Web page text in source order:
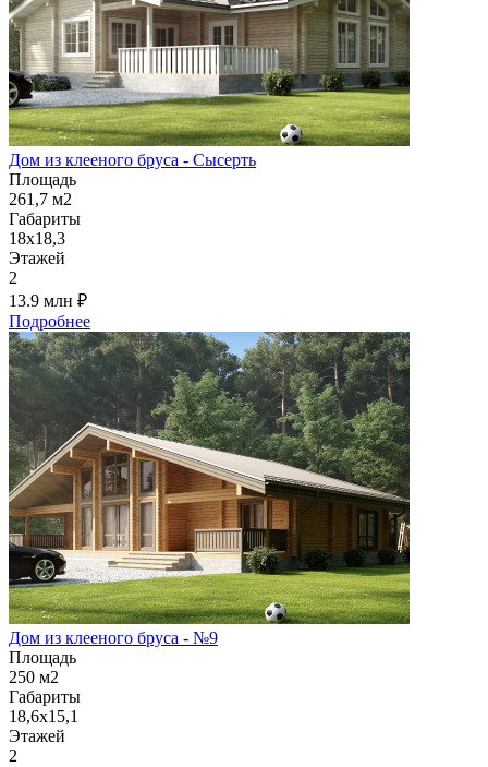
Дом из клееного бруса - Сысерть
Площадь
261,7 м2
Габариты
18х18,3
Этажей
2
13.9 млн ₽
Подробнее
Дом из клееного бруса - №9
Площадь
250 м2
Габариты
18,6х15,1
Этажей
2